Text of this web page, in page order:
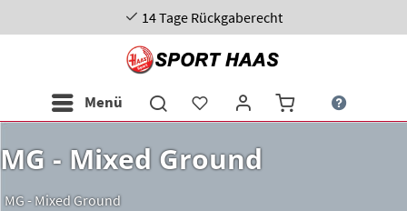
14 Tage Rückgaberecht
Menü
MG - Mixed Ground
MG - Mixed Ground